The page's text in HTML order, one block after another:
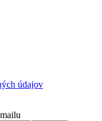
údajov